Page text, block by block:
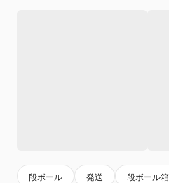
段ボール 発送 段ボール箱